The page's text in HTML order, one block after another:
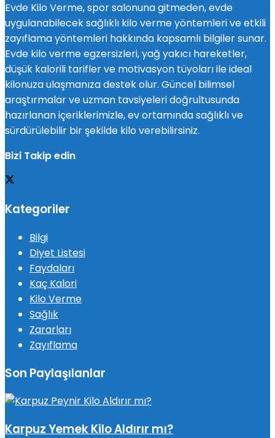
Evde Kilo Verme, spor salonuna gitmeden, evde
uygulanabilecek sağlıklı kilo verme yöntemleri ve etkili
zayıflama yöntemleri hakkında kapsamlı bilgiler sunar.
Evde kilo verme egzersizleri, yağ yakıcı hareketler,
düşük kalorili tarifler ve motivasyon tüyoları ile ideal
kilonuza ulaşmanıza destek olur. Güncel bilimsel
araştırmalar ve uzman tavsiyeleri doğrultusunda
hazırlanan içeriklerimizle, ev ortamında sağlıklı ve
sürdürülebilir bir şekilde kilo verebilirsiniz.
Bizi Takip edin
Kategoriler
Bilgi
Diyet Listesi
Faydaları
Kaç Kalori
Kilo Verme
Sağlık
Zararları
Zayıflama
Son Paylaşılanlar
Karpuz Yemek Kilo Aldırır mı?